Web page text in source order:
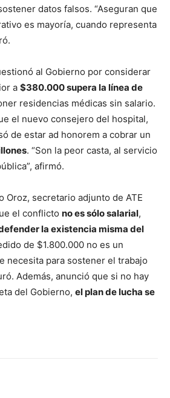
datos falsos. “Aseguran que
es mayoría, cuando representa
al Gobierno por considerar
a $380.000 supera la línea de
residencias médicas sin salario.
el nuevo consejero del hospital,
de estar ad honorem a cobrar un
. “Son la peor casta, al servicio
afirmó.
Oroz, secretario adjunto de ATE
el conflicto no es sólo salarial,
la existencia misma del
de $1.800.000 no es un
necesita para sostener el trabajo
Además, anunció que si no hay
del Gobierno, el plan de lucha se